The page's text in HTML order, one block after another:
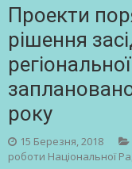
Проекти
рішення
року
15 Березня, 2018
роботи Національної